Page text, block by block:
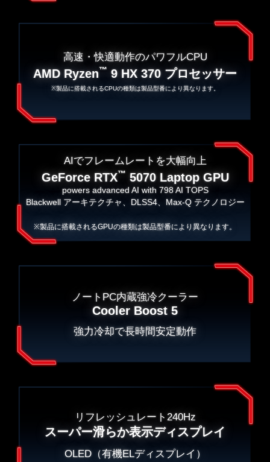
高速・快適動作のパワフルCPU
AMD Ryzen™ 9 HX 370 プロセッサー
※製品に搭載されるCPUの種類は製品型番により異なります。
AIでフレームレートを大幅向上
GeForce RTX™ 5070 Laptop GPU
powers advanced AI with 798 AI TOPS
Blackwell アーキテクチャ、DLSS4、Max-Q テクノロジー
※製品に搭載されるGPUの種類は製品型番により異なります。
ノートPC内蔵強冷クーラー
Cooler Boost 5
強力冷却で長時間安定動作
リフレッシュレート240Hz
スーパー滑らか表示ディスプレイ
OLED（有機ELディスプレイ）